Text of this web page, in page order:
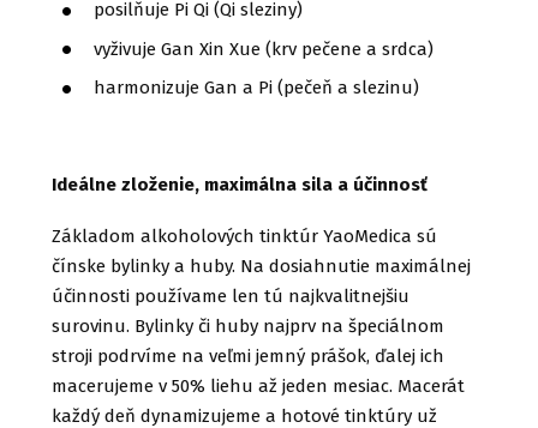
posilňuje Pi Qi (Qi sleziny)
vyživuje Gan Xin Xue (krv pečene a srdca)
harmonizuje Gan a Pi (pečeň a slezinu)
Ideálne zloženie, maximálna sila a účinnosť
Základom alkoholových tinktúr YaoMedica sú
čínske bylinky a huby. Na dosiahnutie maximálnej
účinnosti používame len tú najkvalitnejšiu
surovinu. Bylinky či huby najprv na špeciálnom
stroji podrvíme na veľmi jemný prášok, ďalej ich
macerujeme v 50% liehu až jeden mesiac. Macerát
každý deň dynamizujeme a hotové tinktúry už